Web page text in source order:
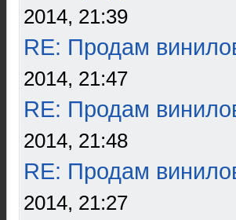
2014, 21:39
RE: Продам
2014, 21:47
RE: Продам
2014, 21:48
RE: Продам
2014, 21:27